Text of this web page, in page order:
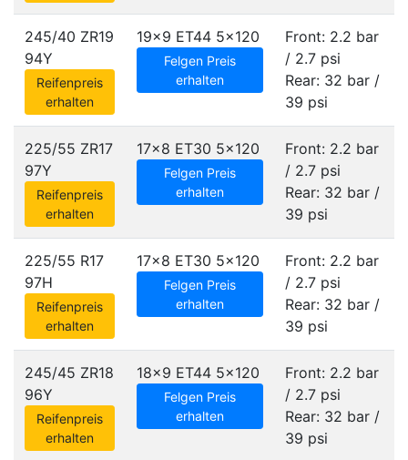
245/40 ZR19
94Y
Reifenpreis
erhalten
19x9 ET44 5x120
Felgen Preis
erhalten
Front: 2.2 bar
/ 2.7 psi
Rear: 32 bar /
39 psi
225/55 ZR17
97Y
Reifenpreis
erhalten
17x8 ET30 5x120
Felgen Preis
erhalten
Front: 2.2 bar
/ 2.7 psi
Rear: 32 bar /
39 psi
225/55 R17
97H
Reifenpreis
erhalten
17x8 ET30 5x120
Felgen Preis
erhalten
Front: 2.2 bar
/ 2.7 psi
Rear: 32 bar /
39 psi
245/45 ZR18
96Y
Reifenpreis
erhalten
18x9 ET44 5x120
Felgen Preis
erhalten
Front: 2.2 bar
/ 2.7 psi
Rear: 32 bar /
39 psi